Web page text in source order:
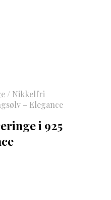
/ Nikkelfri
– Elegance
i 925